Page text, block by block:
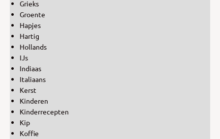
Grieks
Groente
Hapjes
Hartig
Hollands
IJs
Indiaas
Italiaans
Kerst
Kinderen
Kinderrecepten
Kip
Koffie